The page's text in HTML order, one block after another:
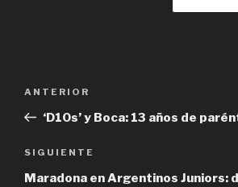
entradas
Entrada
anterior:
ANTERIOR
‘D10s’ y Boca: 13 años de
Siguiente
entrada
SIGUIENTE
Maradona en Argentinos Juniors: